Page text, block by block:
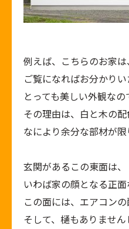
例えば、こちらのお家は
ご覧になればお分かりい
とっても美しい外観なの
その理由は、白と木の
なにより余分な部材が限
玄関があるこの東面は、
いわば家の顔となる正面
この面には、エアコンの
そして、樋もありません